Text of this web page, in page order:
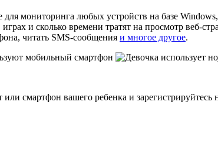
мониторинга любых устройств на базе
и сколько времени тратят на просмотр веб-
читать SMS-сообщения и многое другое.
смартфон вашего ребенка и зарегистрируйтесь